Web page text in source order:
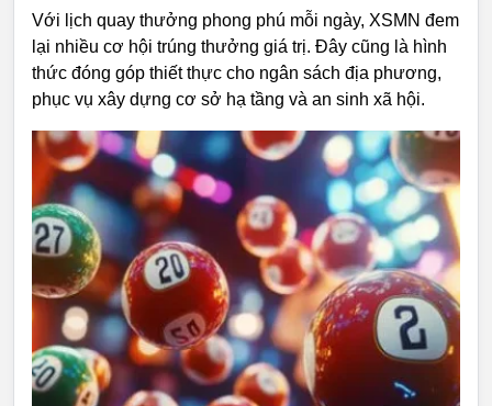
Với lịch quay thưởng phong phú mỗi ngày, XSMN đem
lại nhiều cơ hội trúng thưởng giá trị. Đây cũng là hình
thức đóng góp thiết thực cho ngân sách địa phương,
phục vụ xây dựng cơ sở hạ tầng và an sinh xã hội.